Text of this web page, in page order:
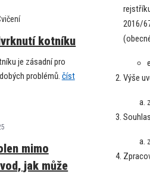
kotníku
je zásadní pro
problémů. číst
mimo
jak může
2016/
Výše